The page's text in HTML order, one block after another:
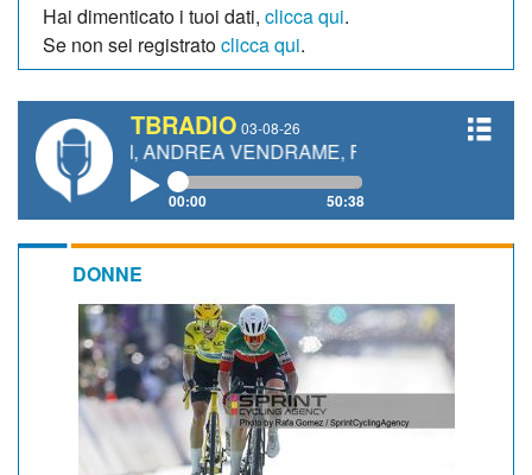
Hai dimenticato i tuoi dati, clicca qui.
Se non sei registratoclicca qui.
TBRADIO 03-08-26
ANDREA VENDRAME, FILIPPO FIORELLI
00:00 50:38
DONNE